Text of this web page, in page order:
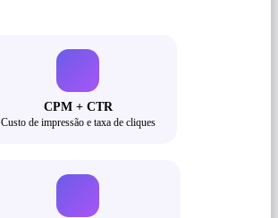
CPM + CTR
Custo de impressão e taxa de cliques